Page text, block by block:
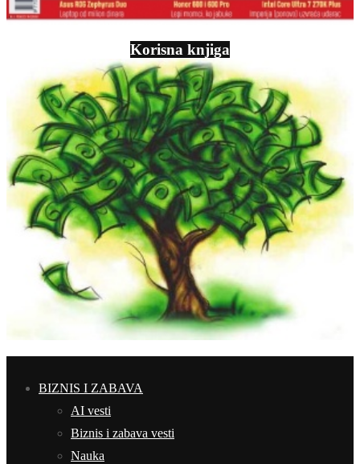
Korisna knjiga
BIZNIS I ZABAVA
AI vesti
Biznis i zabava vesti
Nauka